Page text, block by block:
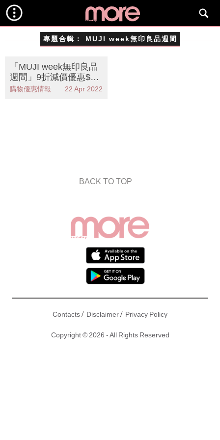
專題合輯： MUJI week無印良品週間
「MUJI week無印良品
週間」9折減價優惠$19.
8起！精選日本女生12
購物優惠情報 22 Apr 2022
BACK TO TOP
Contacts/ Disclaimer/ Privacy Policy
Copyright © 2026 - All Rights Reserved